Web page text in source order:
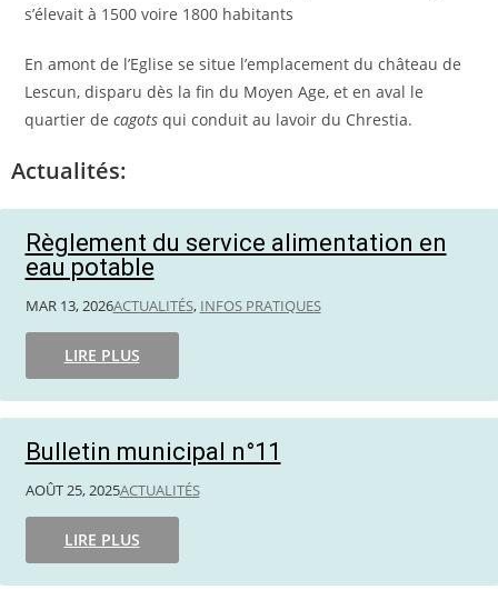
s’élevait à 1500 voire 1800 habitants
En amont de l’Eglise se situe l’emplacement du château de
Lescun, disparu dès la fin du Moyen Age, et en aval le
quartier decagots qui conduit au lavoir du Chrestia.
Actualités:
Règlement du service alimentation en
eau potable
MAR 13, 2026ACTUALITÉS, INFOS PRATIQUES
LIRE PLUS
Bulletin municipal n°11
AOÛT 25, 2025ACTUALITÉS
LIRE PLUS